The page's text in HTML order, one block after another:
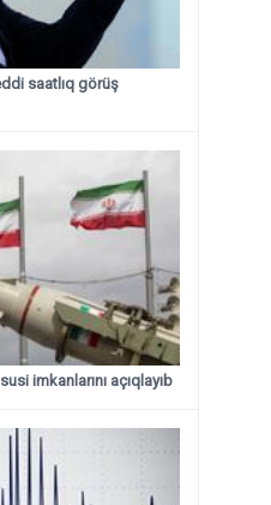
saatlıq görüş
imkanlarını açıqlayıb